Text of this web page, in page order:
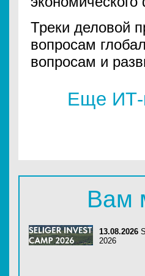
Треки деловой
вопросам
вопросам и
Еще ИТ-
Вам
13.08.2026
2026